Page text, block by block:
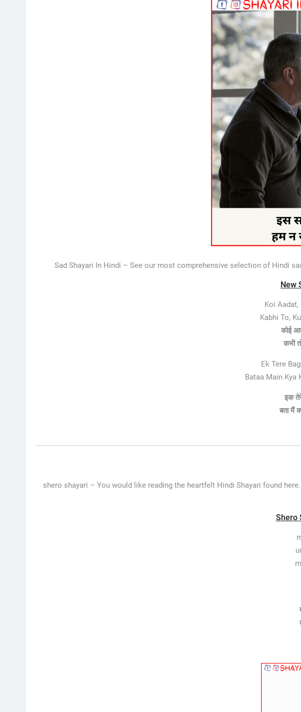
Sad Shayari In Hindi – See our most comprehensive selection of Hindi
New
Koi Aadat,
Kabhi To,
कोई
कभी
Ek Tere
Bataa Main Kya
इक
बता मैं
shero shayari – You would like reading the heartfelt Hindi Shayari found
Shero